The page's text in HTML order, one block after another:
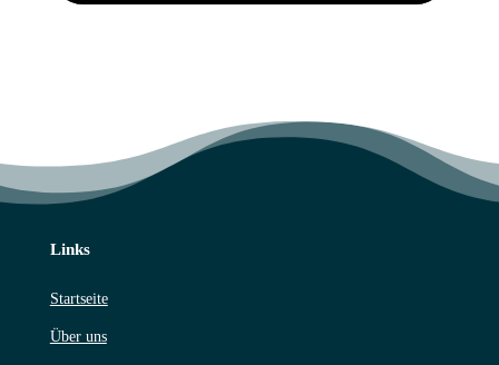
Links
Startseite
Über uns